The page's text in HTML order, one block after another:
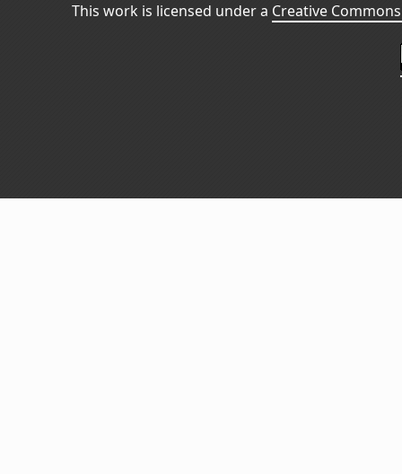
This work is licensed under a Creative